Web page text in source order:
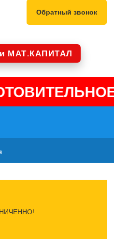
Обратный звонок
МАТ.КАПИТАЛ